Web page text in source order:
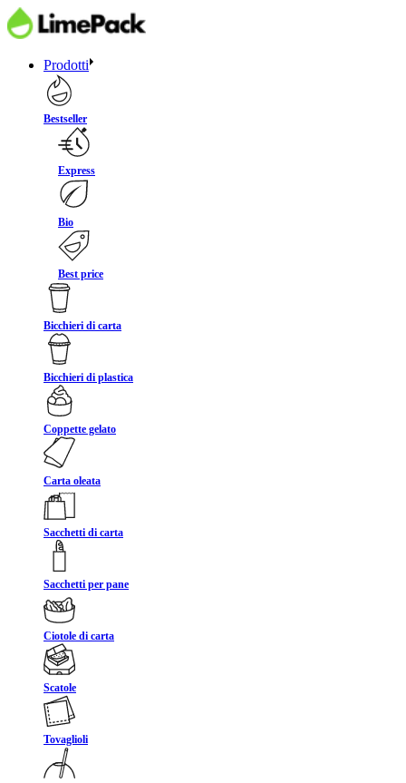
Prodotti
Bestseller
Express
Bio
Best price
Bicchieri di carta
Bicchieri di plastica
Coppette gelato
Carta oleata
Sacchetti di carta
Sacchetti per pane
Ciotole di carta
Scatole
Tovaglioli